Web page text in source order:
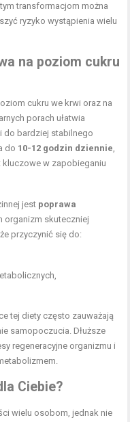
transformacjom można
ryzyko wystąpienia wielu
na poziom cukru
cukru we krwi oraz na
porach ułatwia
do bardziej stabilnego
do 10-12 godzin dziennie,
kluczowe w zapobieganiu
jest poprawa
organizm skuteczniej
przyczynić się do:
tej diety często zauważają
samopoczucia. Dłuższe
regeneracyjne organizmu i
Ciebie?
wielu osobom, jednak nie